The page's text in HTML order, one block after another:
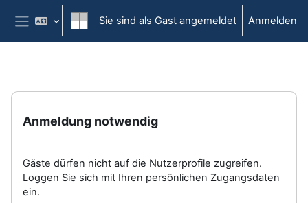
Zum Hauptinhalt
Website-Übersicht
Sie sind als Gast angemeldet Anmelden
Anmeldung notwendig
Gäste dürfen nicht auf die Nutzerprofile zugreifen.
Loggen Sie sich mit Ihren persönlichen Zugangsdaten
ein.